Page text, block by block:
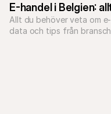
E-handel i Belgien:
Allt du behöver veta om
data och tips från